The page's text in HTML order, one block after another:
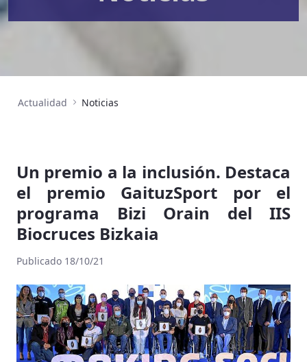
Actualidad Noticias
Un premio a la inclusión. Destaca
el premio GaituzSport por el
programa Bizi Orain del IIS
Biocruces Bizkaia
Publicado 18/10/21